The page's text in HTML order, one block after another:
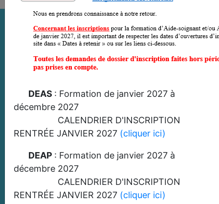
NOS FORMATIONS EN
IMAGES
DEAS : Formation de janvier 2027 à
décembre 2027
CALENDRIER D'INSCRIPTION
RENTRÉE JANVIER 2027 (cliquer ici)
DEAP : Formation de janvier 2027 à
décembre 2027
CALENDRIER D'INSCRIPTION
RENTRÉE JANVIER 2027 (cliquer ici)